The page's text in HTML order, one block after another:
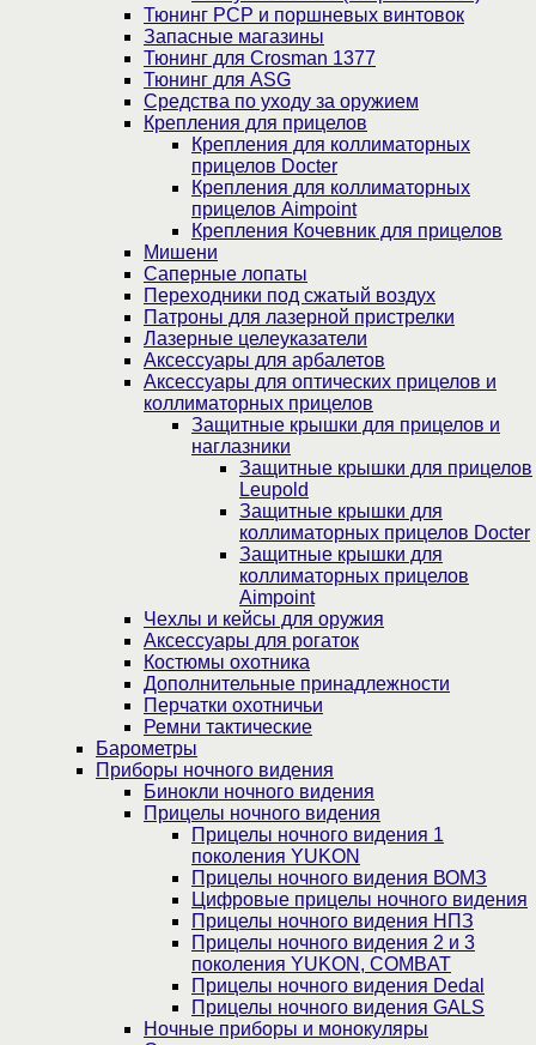
Тюнинг PCP и поршневых винтовок
Запасные магазины
Тюнинг для Crosman 1377
Тюнинг для ASG
Средства по уходу за оружием
Крепления для прицелов
Крепления для коллиматорных
прицелов Docter
Крепления для коллиматорных
прицелов Aimpoint
Крепления Кочевник для прицелов
Мишени
Саперные лопаты
Переходники под сжатый воздух
Патроны для лазерной пристрелки
Лазерные целеуказатели
Аксессуары для арбалетов
Аксессуары для оптических прицелов и
коллиматорных прицелов
Защитные крышки для прицелов и
наглазники
Защитные крышки для прицелов
Leupold
Защитные крышки для
коллиматорных прицелов Docter
Защитные крышки для
коллиматорных прицелов
Aimpoint
Чехлы и кейсы для оружия
Аксессуары для рогаток
Костюмы охотника
Дополнительные принадлежности
Перчатки охотничьи
Ремни тактические
Барометры
Приборы ночного видения
Бинокли ночного видения
Прицелы ночного видения
Прицелы ночного видения 1
поколения YUKON
Прицелы ночного видения ВОМЗ
Цифровые прицелы ночного видения
Прицелы ночного видения НПЗ
Прицелы ночного видения 2 и 3
поколения YUKON, COMBAT
Прицелы ночного видения Dedal
Прицелы ночного видения GALS
Ночные приборы и монокуляры